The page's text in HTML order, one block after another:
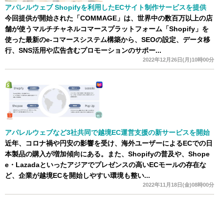
アパレルウェブ Shopifyを利用したECサイト制作サービスを提供
今回提供が開始された「COMMAGE」は、世界中の数百万以上の店
舗が使うマルチチャネルコマースプラットフォーム「Shopify」を
使った最新のe-コマースシステム構築から、SEOの設定、データ移
行、SNS活用や広告含むプロモーションのサポー...
2022年12月26日(月)10時00分
アパレルウェブなど3社共同で越境EC運営支援の新サービスを開始
近年、コロナ禍や円安の影響を受け、海外ユーザーによるECでの日
本製品の購入が増加傾向にある。また、Shopifyの普及や、Shope
e・Lazadaといったアジアでプレゼンスの高いECモールの存在な
ど、企業が越境ECを開始しやすい環境も整い...
2022年11月18日(金)08時00分